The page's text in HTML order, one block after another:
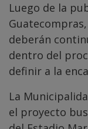
Luego de la
deberán
dentro del
definir a la
La
el proyecto